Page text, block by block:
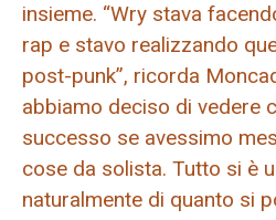
insieme. “Wry stava
rap e stavo realizzando
post-punk”, ricorda
abbiamo deciso di vedere
successo se avessimo
cose da solista. Tutto si è
naturalmente di quanto si